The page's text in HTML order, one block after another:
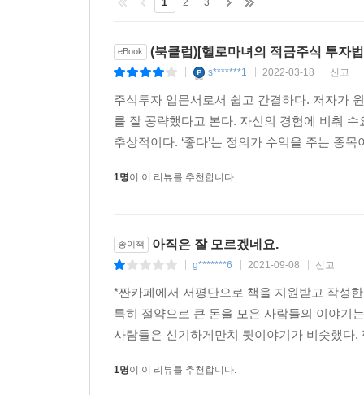
수익을 실현할 때까지 그냥 사면 된다.
② 하루 5분만 투자하면 된다!
매일 종목 공부를 할 필요가 없기 때문에 장이 열
않는다.
③ 하락장에서도 수익이 난다!
적금주식은 오히려 하락장에서 더 많은 주식을
‘아이의 동화책 전집 구매를 위한 100만 원 만들기
⑤ 안정적으로 시드머니를 불려준다!
목돈이 없어서 투자를 하지 못하겠다는 사람들
매도하고, 또 모아서 매도하면 어느새 확 불어난
1 2 3
eBook (북클럽)[헬로마녀의 적금주식 투자
s*******1 2022-03-18 신고
주식투자 입문서로서 쉽고 간결하다. 저자가
를 잘 공략했다고 본다. 자신의 경험에 비춰
추상적이다. ‘좋다’는 정의가 수익을 주는 종
1명이 이 리뷰를 추천합니다.
종이책 아직은 잘 모르겠네요.
g*******6 2021-09-08 신고
*짠카페에서 서평단으로 책을 지원받고 작성
특히 절약으로 큰 돈을 모은 사람들의 이야기
사람들은 신기하게만치 뒷이야기가 비슷했
1명이 이 리뷰를 추천합니다.